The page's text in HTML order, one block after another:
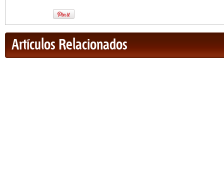
Artículos Relacionados